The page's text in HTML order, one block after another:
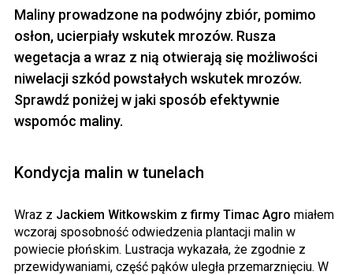
Maliny prowadzone na podwójny zbiór, pomimo
osłon, ucierpiały wskutek mrozów. Rusza
wegetacja a wraz z nią otwierają się możliwości
niwelacji szkód powstałych wskutek mrozów.
Sprawdź poniżej w jaki sposób efektywnie
wspomóc maliny.
Kondycja malin w tunelach
Wraz z Jackiem Witkowskim z firmy Timac Agro miałem
wczoraj sposobność odwiedzenia plantacji malin w
powiecie płońskim. Lustracja wykazała, że zgodnie z
przewidywaniami, część pąków uległa przemarznięciu. W